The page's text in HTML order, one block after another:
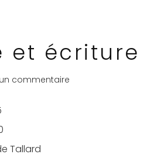
et écriture
commentaire
Tallard